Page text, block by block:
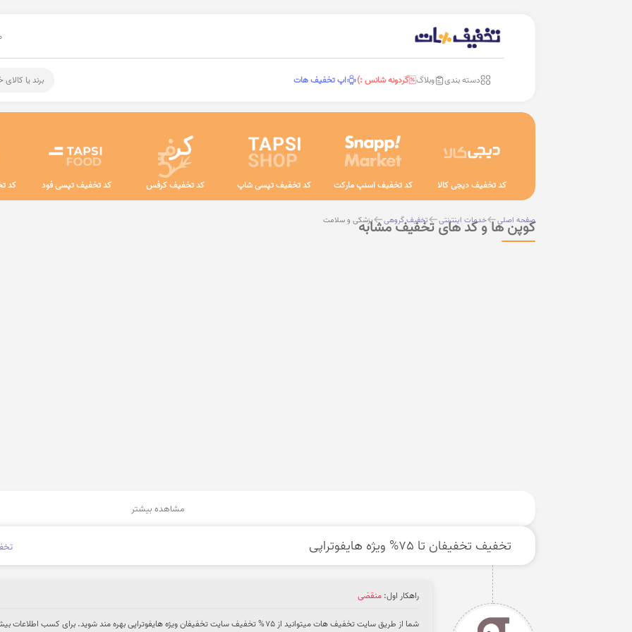
دسته بندی وبلاگ گردونه شانس :) اپ تخفیف هات برند یا
کد تخفیف دیجی کالا کد تخفیف اسنپ مارکت کد تخفیف تپسی شاپ کد تخفیف کرفس کد تخفیف تپسی فود کد
صفحه اصلی خدمات اینترنتی تخفیف گروهی پزشکی و سلامتکوپن ها و کد های تخفیف مشابه
مشاهده بیشتر
تخفیف تخفیفان تا 75% ویژه هایفوتراپی
راهکار اول:منقضی
شما از طریق سایت تخفیف هات میتوانید از 75% تخفیف سایت تخفیفان ویژه هایفوتراپی بهره مند شوید. برای کسب اطلاعات